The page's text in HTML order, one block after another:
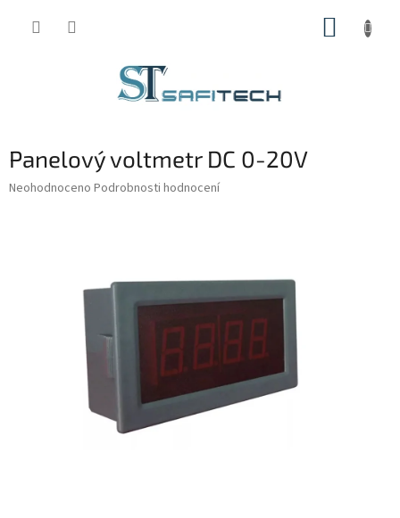
Panelový voltmetr DC 0-20V
Průměrné
Neohodnoceno Podrobnosti hodnocení